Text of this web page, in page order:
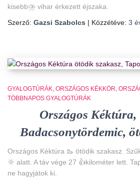
kisebb⛈️ vihar érkezett éjszaka.
Szerző: Gazsi Szabolcs | Közzétéve: 3
GYALOGTÚRÁK ORSZÁGOS KÉKKÖR
TÖBBNAPOS GYALOGTÚRÁK
Országos Kéktúra,
Badacsonytördemic,
Országos Kéktúra 🥾 ötödik szakasz.
🌞 alatt. A táv vége 27 👍kilométer lett.
ne hagyjátok ki.